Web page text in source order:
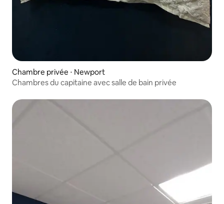
Chambre privée ⋅ Newport
Chambres du capitaine avec salle de bain privée